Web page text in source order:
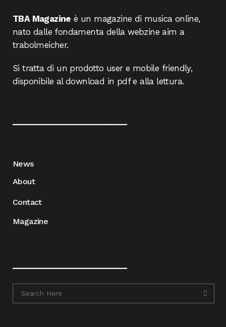
TBA Magazine è un magazine di musica online,
nato dalle fondamenta della webzine aim a
trabolmeicher.
Si tratta di un prodotto user e mobile friendly,
disponibile al download in pdf e alla lettura.
News
About
Contact
Magazine